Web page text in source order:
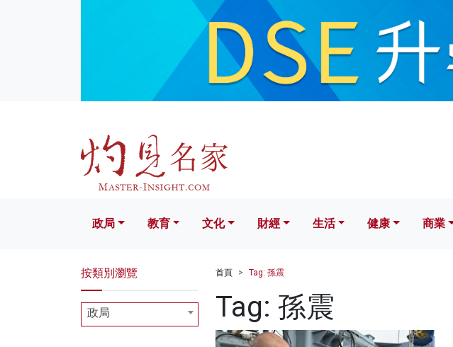
文化 財經 生活 健康
政局 教育 文化 財經 生活 健康 商業
首頁 Tag: 孫震
Tag: 孫震
按類別瀏覽
政局